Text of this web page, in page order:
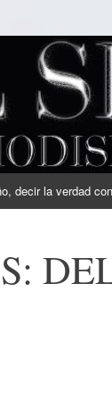
decir la verdad